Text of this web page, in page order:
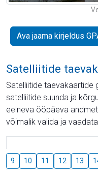
Ava jaama kirjeldus
Satelliitide
Satelliitide taevakaartide
satelliitide suunda ja
eelneva ööpäeva
võimalik valida ja
9 10 11 12 13